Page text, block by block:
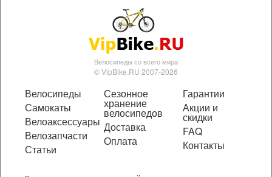
Велосипеды со всего мира
© VipBike.RU 2007-2026
Велосипеды
Самокаты
Велоаксессуары
Велозапчасти
Статьи
Сезонное
хранение
велосипедов
Доставка
Оплата
Гарантии
Акции и
скидки
FAQ
Контакты